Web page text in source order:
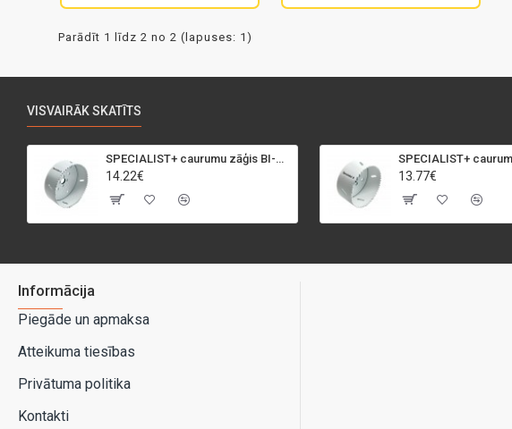
Parādīt 1 līdz 2 no 2 (lapuses: 1)
VISVAIRĀK SKATĪTS
SPECIALIST+ caurumu zāģis BI-METAL, 95 mm
14.22€ 13.77€
Informācija
Piegāde un apmaksa
Atteikuma tiesības
Privātuma politika
Kontakti